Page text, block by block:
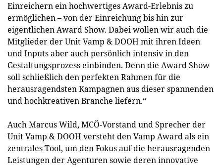
Einreichern ein hochwertiges Award-Erlebnis zu
ermöglichen – von der Einreichung bis hin zur
eigentlichen Award Show. Dabei wollen wir auch die
Mitglieder der Unit Vamp & DOOH mit ihren Ideen
und Inputs aber auch persönlich intensiv in den
Gestaltungsprozess einbinden. Denn die Award Show
soll schließlich den perfekten Rahmen für die
herausragendsten Kampagnen aus dieser spannenden
und hochkreativen Branche liefern.“
Auch Marcus Wild, MCÖ-Vorstand und Sprecher der
Unit Vamp & DOOH versteht den Vamp Award als ein
zentrales Tool, um den Fokus auf die herausragenden
Leistungen der Agenturen sowie deren innovative